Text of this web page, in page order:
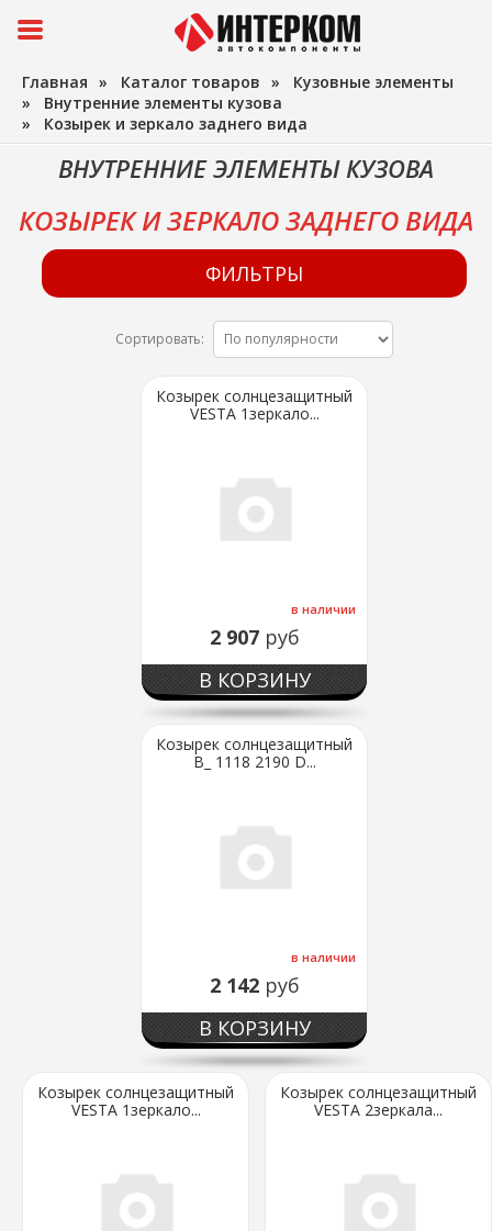
Главная » Каталог товаров » Кузовные элементы
» Внутренние элементы кузова
» Козырек и зеркало заднего вида
ВНУТРЕННИЕ ЭЛЕМЕНТЫ КУЗОВА
КОЗЫРЕК И ЗЕРКАЛО ЗАДНЕГО ВИДА
ФИЛЬТРЫ
Сортировать:
Козырек солнцезащитный
VESTA 1зеркало...
в наличии
2 907 руб
В КОРЗИНУ
Козырек солнцезащитный
В_ 1118 2190 D...
в наличии
2 142 руб
В КОРЗИНУ
Козырек солнцезащитный
VESTA 1зеркало...
Козырек солнцезащитный
VESTA 2зеркала...